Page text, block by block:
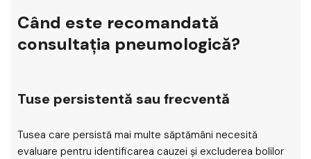
Când este recomandată
consultația pneumologică?
Tuse persistentă sau frecventă
Tusea care persistă mai multe săptămâni necesită
evaluare pentru identificarea cauzei și excluderea bolilor